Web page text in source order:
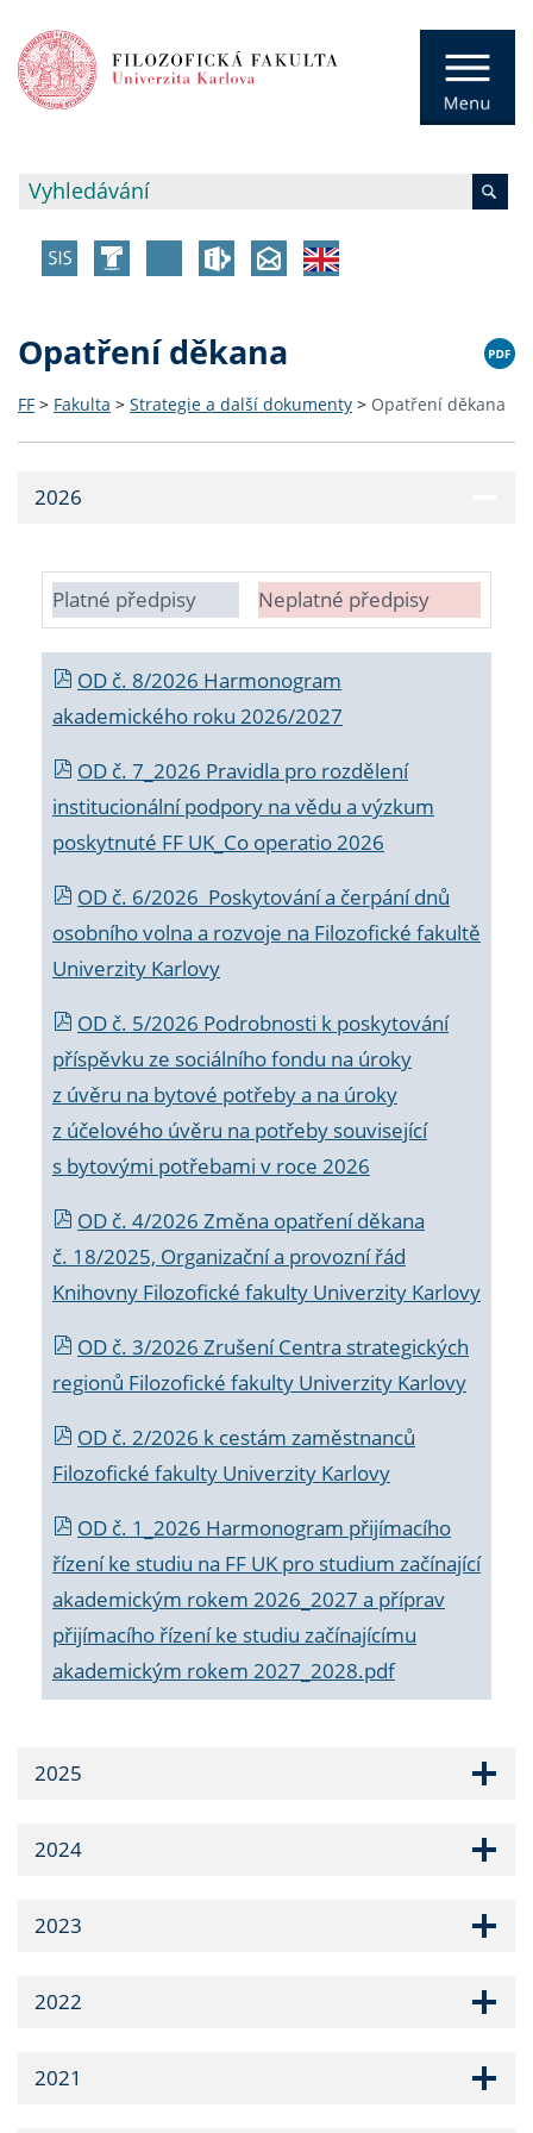
Opatření děkana
FF > Fakulta > Strategie a další dokumenty > Opatření děkana
2026
Platné předpisy Neplatné předpisy
OD č. 8/2026 Harmonogram
akademického roku 2026/2027
OD č. 7_2026 Pravidla pro rozdělení
institucionální podpory na vědu a výzkum
poskytnuté FF UK_Co operatio 2026
OD č. 6/2026 Poskytování a čerpání dnů
osobního volna a rozvoje na Filozofické fakultě
Univerzity Karlovy
OD č. 5/2026 Podrobnosti k poskytování
příspěvku ze sociálního fondu na úroky
z úvěru na bytové potřeby a na úroky
z účelového úvěru na potřeby související
s bytovými potřebami v roce 2026
OD č. 4/2026 Změna opatření děkana
č. 18/2025, Organizační a provozní řád
Knihovny Filozofické fakulty Univerzity Karlovy
OD č. 3/2026 Zrušení Centra strategických
regionů Filozofické fakulty Univerzity Karlovy
OD č. 2/2026 k cestám zaměstnanců
Filozofické fakulty Univerzity Karlovy
OD č. 1_2026 Harmonogram přijímacího
řízení ke studiu na FF UK pro studium začínající
akademickým rokem 2026_2027 a příprav
přijímacího řízení ke studiu začínajícímu
akademickým rokem 2027_2028.pdf
2025
2024
2023
2022
2021